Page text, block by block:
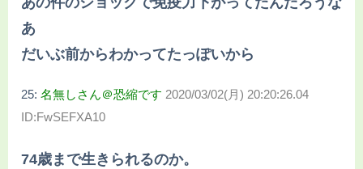
あ
だいぶ前からわかってたっぽいから
25: 名無しさん＠恐縮です 2020/03/02(月) 20:20:26.04
ID:FwSEFXA10
74歳まで生きられるのか。